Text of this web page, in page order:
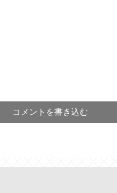
コメントを書き込む